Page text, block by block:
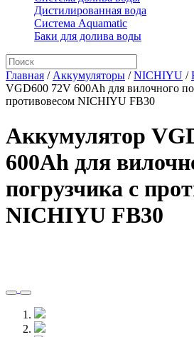
Дистилированная вода
Система Aquamatic
Баки для долива воды
Главная / Аккумуляторы /NICHIYU /
VGD600 72V 600Ah для вилочного
противовесом NICHIYU FB30
Аккумулятор
600Ah для
погрузчика с
NICHIYU FB30